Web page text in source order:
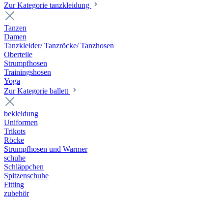
Zur Kategorie tanzkleidung
Tanzen
Damen
Tanzkleider/ Tanzröcke/ Tanzhosen
Oberteile
Strumpfhosen
Trainingshosen
Yoga
Zur Kategorie ballett
bekleidung
Uniformen
Trikots
Röcke
Strumpfhosen und Warmer
schuhe
Schläppchen
Spitzenschuhe
Fitting
zubehör